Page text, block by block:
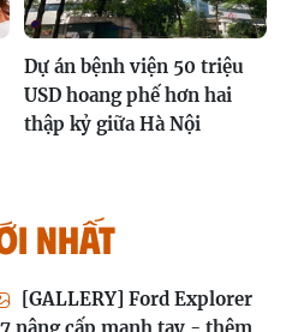
Dự án bệnh viện 50 triệu
USD hoang phế hơn hai
thập kỷ giữa Hà Nội
NHẤT
[GALLERY] Ford Explorer
nâng cấp mạnh tay - thêm